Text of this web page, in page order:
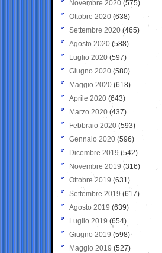
Novembre 2020 (575)
Ottobre 2020 (638)
Settembre 2020(465)
Agosto 2020 (588)
Luglio 2020 (597)
Giugno 2020 (580)
Maggio 2020 (618)
Aprile 2020 (643)
Marzo 2020 (437)
Febbraio 2020 (593)
Gennaio 2020 (596)
Dicembre 2019 (542)
Novembre 2019 (316)
Ottobre 2019 (631)
Settembre 2019 (617)
Agosto 2019 (639)
Luglio 2019 (654)
Giugno 2019 (598)
Maggio 2019 (527)